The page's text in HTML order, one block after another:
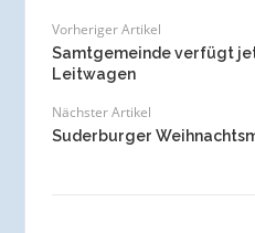
Vorheriger Artikel
Samtgemeinde verfügt
Leitwagen
Nächster Artikel
Suderburger